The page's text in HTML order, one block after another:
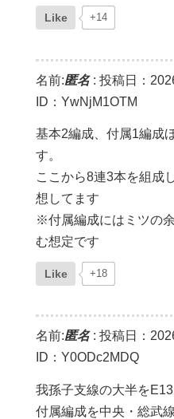
Like +14
名前:匿名: 投稿日：
ID：YwNjM1OTM
基本2編成、付属1編成
す。
ここから8連3本を組成
想してます
※付属編成にはミツの
む想定です
Like +18
名前:匿名: 投稿日：
ID：Y0ODc2MDQ
我孫子支線の大半を
付属編成を中央・総武